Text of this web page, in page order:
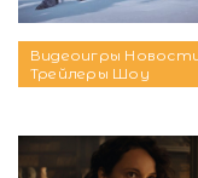
Видеоигры
Трейлеры Шоу